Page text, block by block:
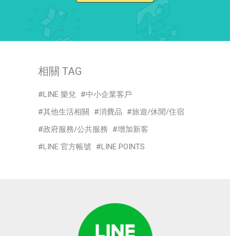
相關 TAG
LINE 樂兌
中小企業客戶
其他生活相關
消費品
旅遊/休閒/住宿
政府服務/公共服務
增加新客
LINE 官方帳號
LINE POINTS